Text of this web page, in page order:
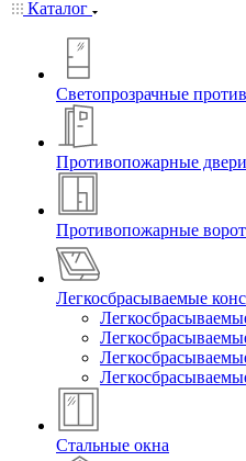
Каталог
Светопрозрачные
Противопожарные двери
Противопожарные
Легкосбрасываемые
Стальные окна